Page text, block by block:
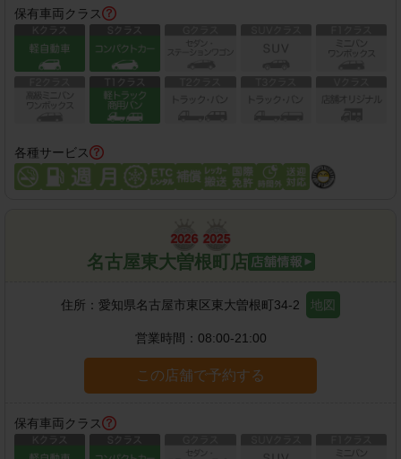
保有車両クラス
各種サービス
名古屋東大曽根町店
住所： 愛知県名古屋市東区東大曽根町34-2 地図
営業時間： 08:00-21:00
この店舗で予約する
保有車両クラス